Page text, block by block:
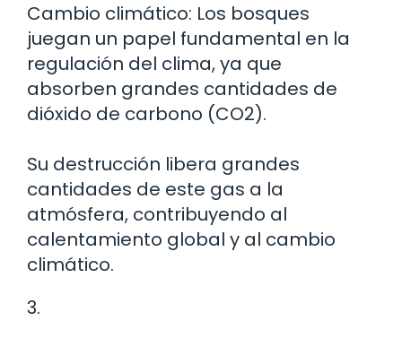
Cambio climático: Los bosques
juegan un papel fundamental en la
regulación del clima, ya que
absorben grandes cantidades de
dióxido de carbono (CO2).
Su destrucción libera grandes
cantidades de este gas a la
atmósfera, contribuyendo al
calentamiento global y al cambio
climático.
3.